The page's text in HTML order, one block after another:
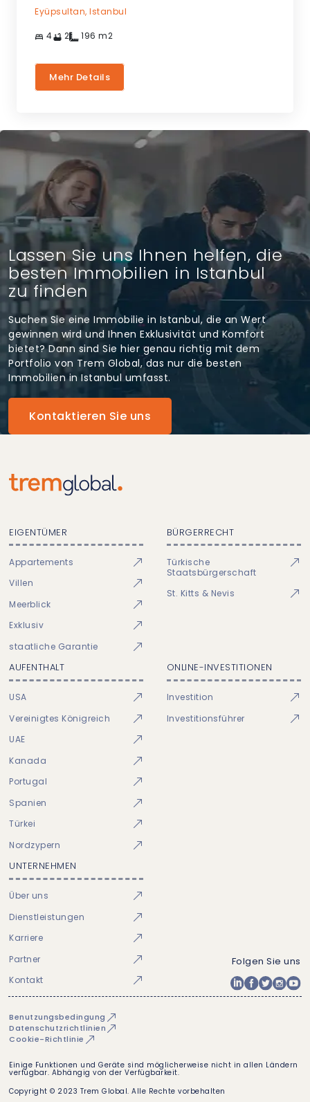
Eyüpsultan, Istanbul
4 2 196 m2
Mehr Details
Lassen Sie uns Ihnen helfen, die
besten Immobilien in Istanbul
zu finden
Suchen Sie eine Immobilie in Istanbul, die an Wert
gewinnen wird und Ihnen Exklusivität und Komfort
bietet? Dann sind Sie hier genau richtig mit dem
Portfolio von Trem Global, das nur die besten
Immobilien in Istanbul umfasst.
Kontaktieren Sie uns
EIGENTÜMER
Appartements
Villen
Meerblick
Exklusiv
staatliche Garantie
BÜRGERRECHT
Türkische
Staatsbürgerschaft
St. Kitts & Nevis
AUFENTHALT
USA
Vereinigtes Königreich
UAE
Kanada
Portugal
Spanien
Türkei
Nordzypern
ONLINE-INVESTITIONEN
Investition
Investitionsführer
UNTERNEHMEN
Über uns
Dienstleistungen
Karriere
Partner
Kontakt
Folgen Sie uns
Benutzungsbedingung
Datenschutzrichtlinien
Cookie-Richtlinie
Einige Funktionen und Geräte sind möglicherweise nicht in allen Ländern
verfügbar. Abhängig von der Verfügbarkeit.
Copyright © 2023 Trem Global. Alle Rechte vorbehalten